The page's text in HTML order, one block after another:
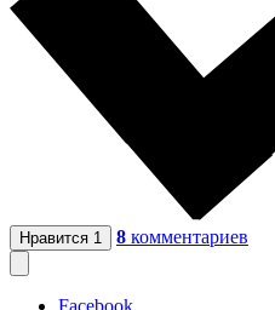
Нравится 1 8 комментариев
Facebook